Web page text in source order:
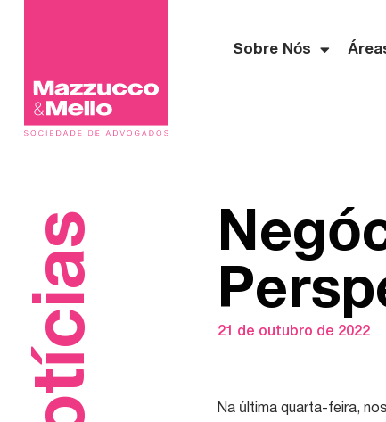
Sobre Nós
Notícias 21 de outubro de 2022
Na última quarta-feira,